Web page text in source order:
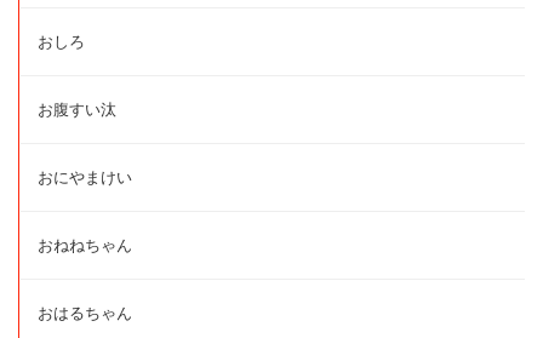
おしろ
お腹すい汰
おにやまけい
おねねちゃん
おはるちゃん